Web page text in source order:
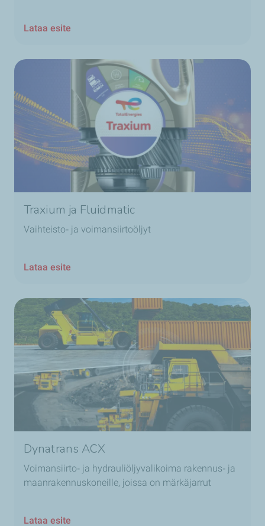
Lataa esite
Traxium ja Fluidmatic
Vaihteisto‑ ja voimansiirtoöljyt
Lataa esite
Dynatrans ACX
Voimansiirto‑ ja hydrauliöljyvalikoima rakennus‑ ja
maanrakennuskoneille, joissa on märkäjarrut
Lataa esite